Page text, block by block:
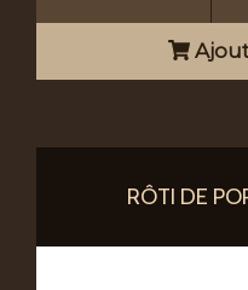
RÔTI DE